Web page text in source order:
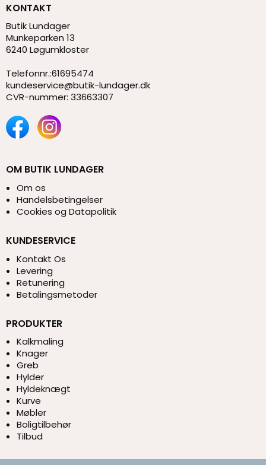
KONTAKT
Butik Lundager
Munkeparken 13
6240 Løgumkloster
Telefonnr.:61695474
kundeservice@butik-lundager.dk
CVR-nummer: 33663307
OM BUTIK LUNDAGER
Om os
Handelsbetingelser
Cookies og Datapolitik
KUNDESERVICE
Kontakt Os
Levering
Retunering
Betalingsmetoder
PRODUKTER
Kalkmaling
Knager
Greb
Hylder
Hyldeknægt
Kurve
Møbler
Boligtilbehør
Tilbud